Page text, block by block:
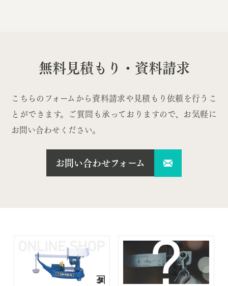
無料見積もり・資料請求
こちらのフォームから資料請求や見積もり依頼を行うこ
とができます。ご質問も承っておりますので、お気軽に
お問い合わせください。
お問い合わせフォーム